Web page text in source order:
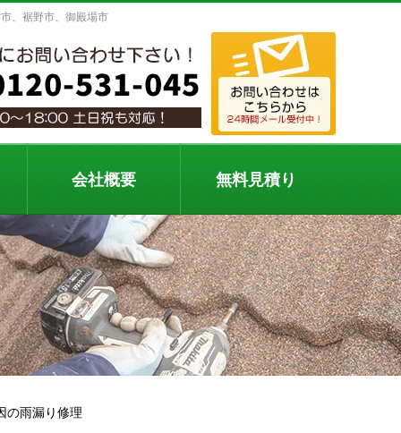
、裾野市、御殿場市
会社概要 無料見積り
雨漏り修理